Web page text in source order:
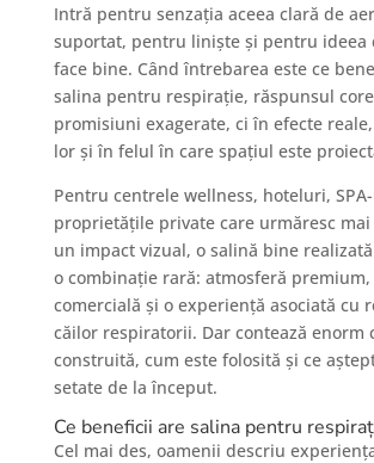
Intră pentru senzația aceea clară de
suportat, pentru liniște și pentru ideea
face bine. Când întrebarea este ce
salina pentru respirație, răspunsul
promisiuni exagerate, ci în efecte
lor și în felul în care spațiul este
Pentru centrele wellness, hoteluri,
proprietățile private care urmăresc
un impact vizual, o salină bine
o combinație rară: atmosferă
comercială și o experiență asociată cu
căilor respiratorii. Dar contează enorm
construită, cum este folosită și ce
setate de la început.
Ce beneficii are salina pentru
Cel mai des, oamenii descriu